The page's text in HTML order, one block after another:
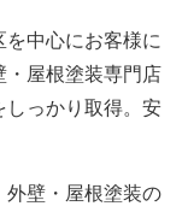
中心にお客様に
・屋根塗装専門店
しっかり取得。安
外壁・屋根塗装の